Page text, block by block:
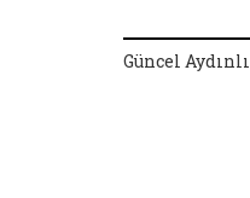
Güncel